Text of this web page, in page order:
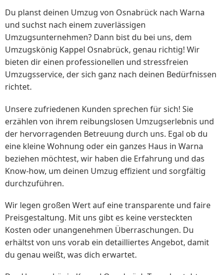
Du planst deinen Umzug von Osnabrück nach Warna
und suchst nach einem zuverlässigen
Umzugsunternehmen? Dann bist du bei uns, dem
Umzugskönig Kappel Osnabrück, genau richtig! Wir
bieten dir einen professionellen und stressfreien
Umzugsservice, der sich ganz nach deinen Bedürfnissen
richtet.
Unsere zufriedenen Kunden sprechen für sich! Sie
erzählen von ihrem reibungslosen Umzugserlebnis und
der hervorragenden Betreuung durch uns. Egal ob du
eine kleine Wohnung oder ein ganzes Haus in Warna
beziehen möchtest, wir haben die Erfahrung und das
Know-how, um deinen Umzug effizient und sorgfältig
durchzuführen.
Wir legen großen Wert auf eine transparente und faire
Preisgestaltung. Mit uns gibt es keine versteckten
Kosten oder unangenehmen Überraschungen. Du
erhältst von uns vorab ein detailliertes Angebot, damit
du genau weißt, was dich erwartet.